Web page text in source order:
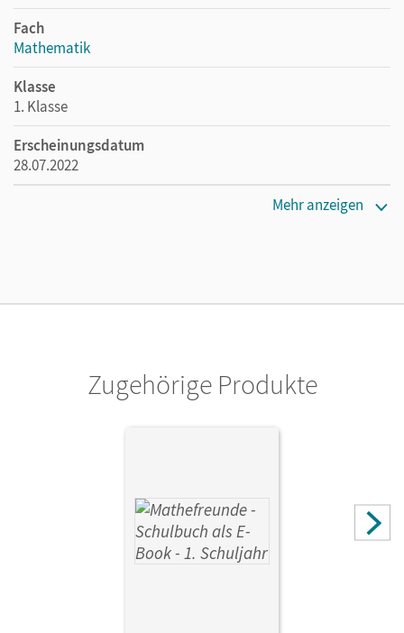
Fach
Mathematik
Klasse
1. Klasse
Erscheinungsdatum
28.07.2022
Mehr anzeigen
Zugehörige Produkte